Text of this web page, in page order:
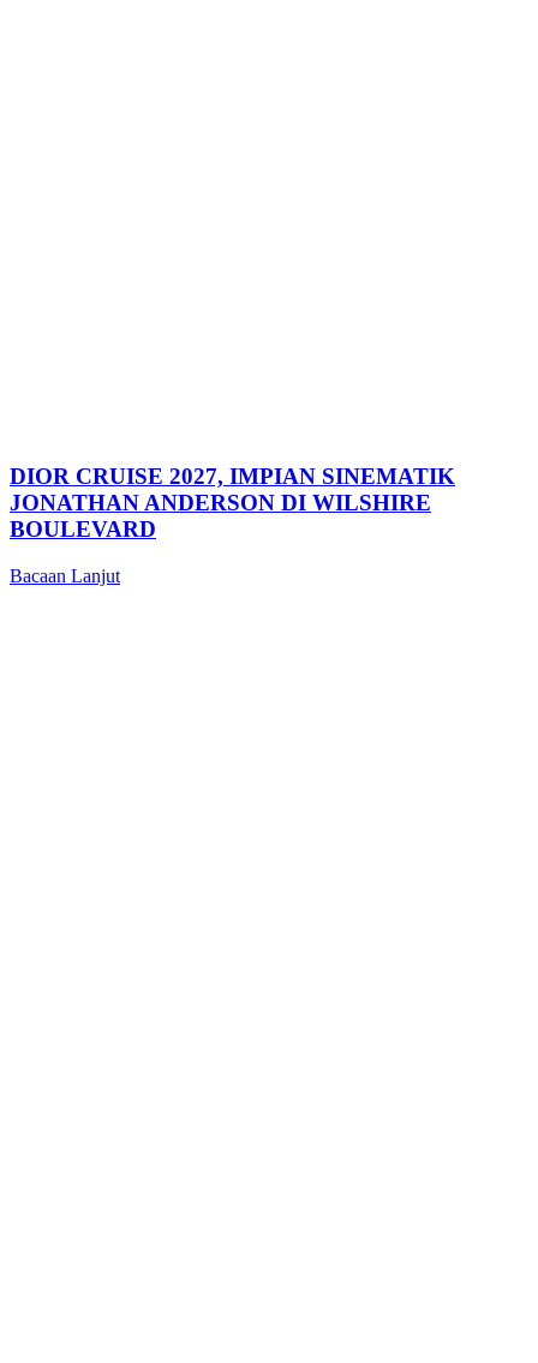
DIOR CRUISE 2027, IMPIAN SINEMATIK
JONATHAN ANDERSON DI WILSHIRE
BOULEVARD
Bacaan Lanjut